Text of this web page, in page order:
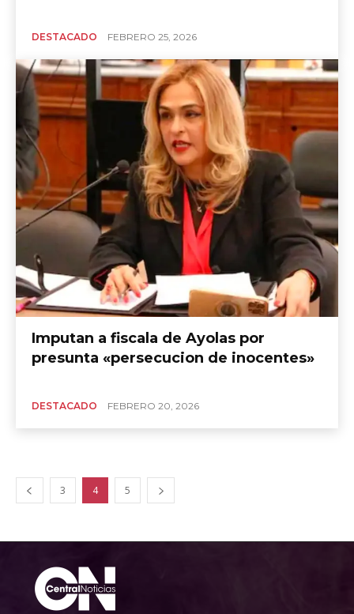
DESTACADO FEBRERO 25, 2026
Imputan a fiscala de Ayolas por
presunta «persecucion de inocentes»
DESTACADO FEBRERO 20, 2026
3 4 5